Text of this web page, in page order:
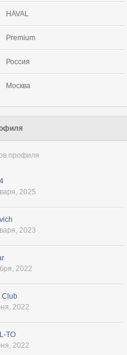
HAVAL
Premium
Россия
Москва
профиля
2025
2023
2022
Club
2022
TO
2022